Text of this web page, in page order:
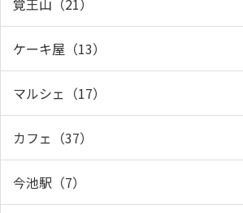
覚王山（21）
ケーキ屋（13）
マルシェ（17）
カフェ（37）
今池駅（7）